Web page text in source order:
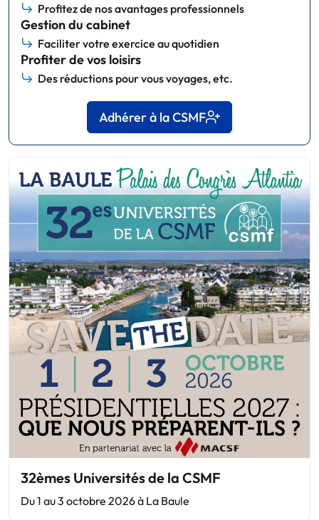
Profitez de nos avantages professionnels
Gestion du cabinet
Faciliter votre exercice au quotidien
Profiter de vos loisirs
Des réductions pour vous voyages, etc.
Adhérer à la CSMF
32èmes Universités de la CSMF
Du 1 au 3 octobre 2026 à La Baule